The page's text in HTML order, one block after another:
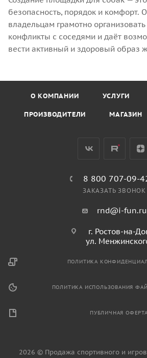
безопасность, порядок и комфорт.
владельцам грамотно
конфликты с соседями и даёт
вести активный и здоровый образ
О КОМПАНИИ УСЛУГИ
ПРОИЗВОДИТЕЛИ МАГАЗИН
8 800 707-09-
ЗАКАЗАТЬ ЗВОНОК
rnd@i-fun.ru
г. Ростов-на-
ул.
ПОЛИТИКА
ПОЛИТИКА ИСПОЛЬЗОВАНИЯ
ПУБЛИЧНАЯ ОФЕРТА
2026 © Продажа спортивного и